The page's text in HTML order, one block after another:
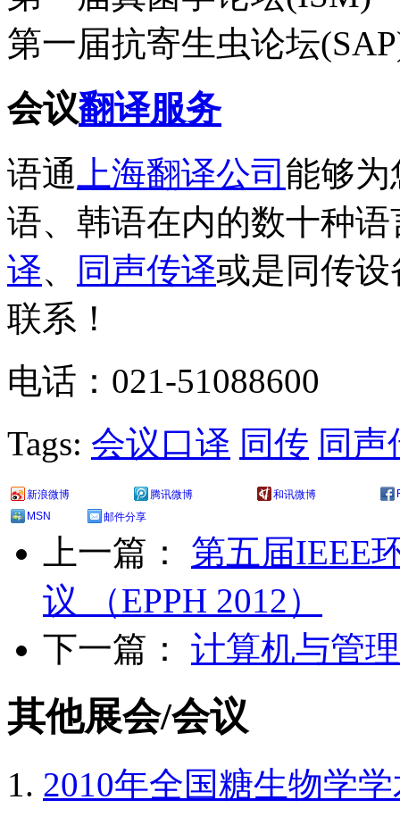
第一届抗寄生虫论坛
会议翻译服务
语通 上海翻译公司 能够
语、韩语在内的数十种语
译、 同声传译或是同传
联系！
电话：021-51088600
Tags: 会议口译 同传 同声
新浪微博 腾讯微博 和讯微博
MSN
邮件分享
上一篇： 第五届IEEE
议 （EPPH 2012）
下一篇： 计算机与管
其他展会/会议
2010年全国糖生物学